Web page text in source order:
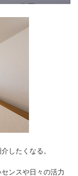
したくなる。
ンスや日々の活力